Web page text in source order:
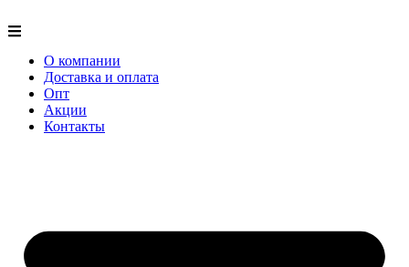
О компании
Доставка и оплата
Опт
Акции
Контакты